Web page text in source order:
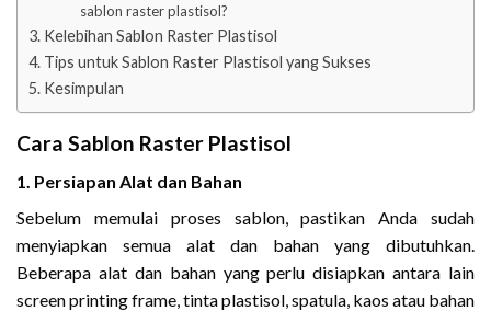
sablon raster plastisol?
Kelebihan Sablon Raster Plastisol
Tips untuk Sablon Raster Plastisol yang Sukses
Kesimpulan
Cara Sablon Raster Plastisol
1. Persiapan Alat dan Bahan
Sebelum memulai proses sablon, pastikan Anda sudah
menyiapkan semua alat dan bahan yang dibutuhkan.
Beberapa alat dan bahan yang perlu disiapkan antara lain
screen printing frame, tinta plastisol, spatula, kaos atau bahan